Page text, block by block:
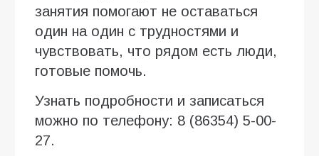
занятия помогают не оставаться
один на один с трудностями и
чувствовать, что рядом есть люди,
готовые помочь.
Узнать подробности и записаться
можно по телефону: 8 (86354) 5-00-
27.